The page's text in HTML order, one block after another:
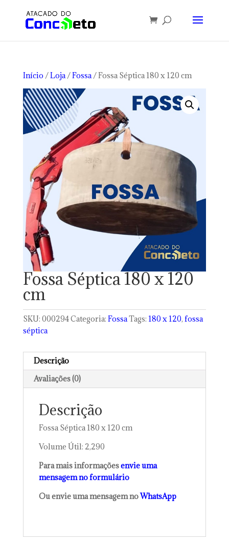
Início /Loja/Fossa/ Fossa Séptica 180 x 120 cm
Fossa Séptica 180 x 120
cm
SKU: 000294Categoria: FossaTags: 180 x 120, fossa
séptica
Descrição
Avaliações (0)
Descrição
Fossa Séptica 180 x 120 cm
Volume Útil: 2,290
Para mais informaçõesenvie uma
mensagem no formulário
Ou envie uma mensagem noWhatsApp